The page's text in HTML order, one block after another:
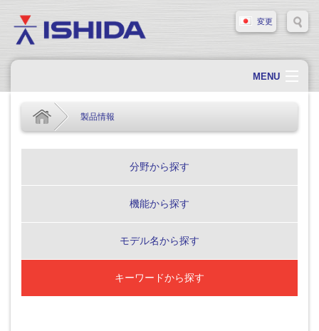
変更
MENU
会社概要
製品情報
新着情報
製品情報
分野から探す
機能から探す
モデル名から探す
キーワードから探す